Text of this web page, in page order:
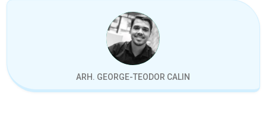
ARH. GEORGE-TEODOR CALIN